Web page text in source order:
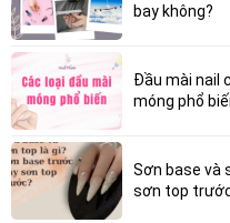
bay không?
Đầu mài nail
móng phổ
Sơn base và
sơn top